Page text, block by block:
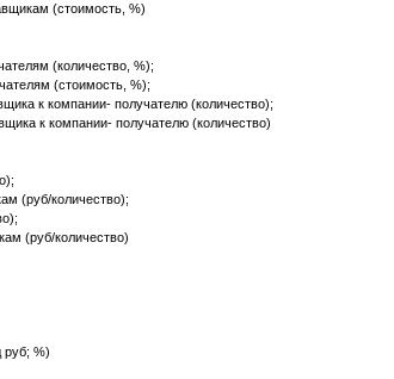
(стоимость, %)
(количество, %);
(стоимость, %);
к компании- получателю (количество);
к компании- получателю (количество)
(руб/количество);
(руб/количество)
руб; %)